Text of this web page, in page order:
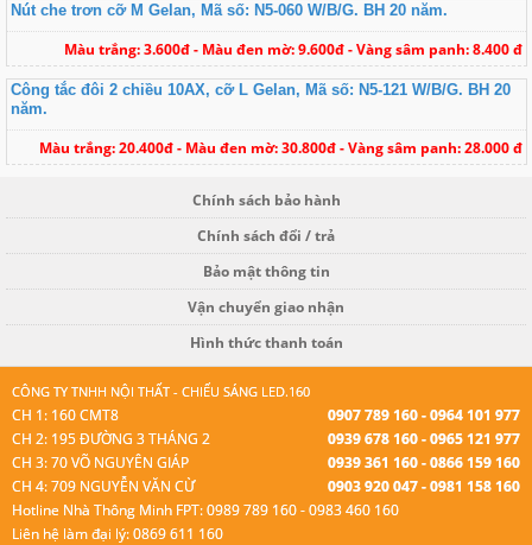
Nút che trơn cỡ M Gelan, Mã số: N5-060 W/B/G. BH 20 năm.
Màu trắng: 3.600đ - Màu đen mờ: 9.600đ - Vàng sâm panh: 8.400 đ
Công tắc đôi 2 chiều 10AX, cỡ L Gelan, Mã số: N5-121 W/B/G. BH 20
năm.
Màu trắng: 20.400đ - Màu đen mờ: 30.800đ - Vàng sâm panh: 28.000 đ
Chính sách bảo hành
Chính sách đổi / trả
Bảo mật thông tin
Vận chuyển giao nhận
Hình thức thanh toán
CÔNG TY TNHH NỘI THẤT - CHIẾU SÁNG LED.160
CH 1: 160 CMT8
0907 789 160 - 0964 101 977
CH 2: 195 ĐƯỜNG 3 THÁNG 2
0939 678 160 - 0965 121 977
CH 3: 70 VÕ NGUYÊN GIÁP
0939 361 160 - 0866 159 160
CH 4: 709 NGUYỄN VĂN CỪ
0903 920 047 - 0981 158 160
Hotline Nhà Thông Minh FPT: 0989 789 160 - 0983 460 160
Liên hệ làm đại lý: 0869 611 160